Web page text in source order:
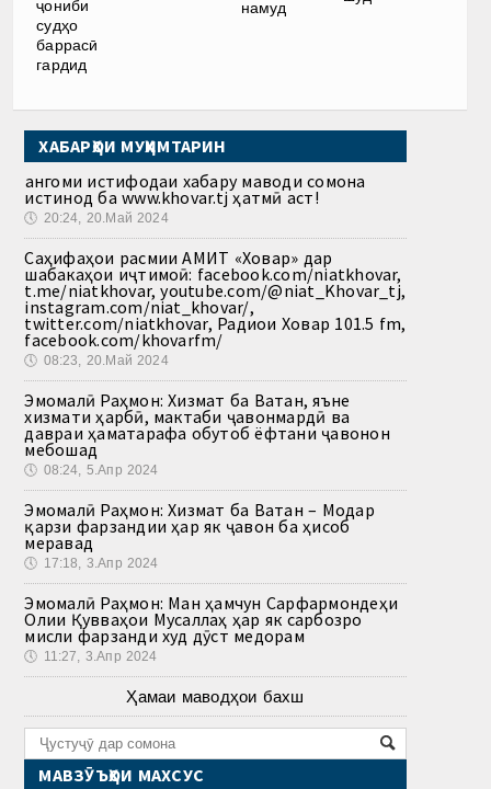
ҷониби
судҳо
баррасӣ
гардид
намуд
ХАБАРҲОИ МУҲИМТАРИН
Ҳангоми истифодаи хабару маводи сомона
истинод ба www.khovar.tj ҳатмӣ аст!
🕔 20:24, 20.Май 2024
Саҳифаҳои расмии АМИТ «Ховар» дар
шабакаҳои иҷтимоӣ: facebook.com/niatkhovar,
t.me/niatkhovar, youtube.com/@niat_Khovar_tj,
instagram.com/niat_khovar/,
twitter.com/niatkhovar, Радиои Ховар 101.5 fm,
facebook.com/khovarfm/
🕔 08:23, 20.Май 2024
Эмомалӣ Раҳмон: Хизмат ба Ватан, яъне
хизмати ҳарбӣ, мактаби ҷавонмардӣ ва
давраи ҳаматарафа обутоб ёфтани ҷавонон
мебошад
🕔 08:24, 5.Апр 2024
Эмомалӣ Раҳмон: Хизмат ба Ватан – Модар
қарзи фарзандии ҳар як ҷавон ба ҳисоб
меравад
🕔 17:18, 3.Апр 2024
Эмомалӣ Раҳмон: Ман ҳамчун Сарфармондеҳи
Олии Қувваҳои Мусаллаҳ ҳар як сарбозро
мисли фарзанди худ дӯст медорам
🕔 11:27, 3.Апр 2024
Ҳамаи маводҳои бахш
МАВЗӮЪҲОИ МАХСУС